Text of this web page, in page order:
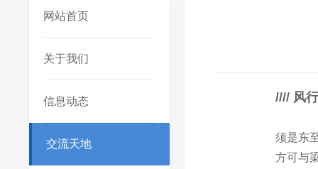
网站首页
关于我们
信息动态
交流天地
//// 风
须是东
方可与